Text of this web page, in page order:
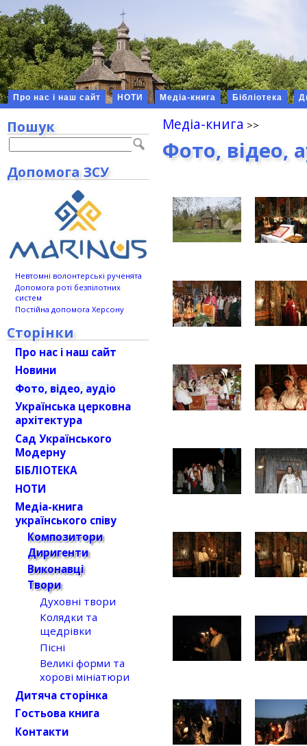
Про нас і наш сайт НОТИ Медіа-книга Бібліотека
Медіа-книга
Фото, відео,
Пошук
Допомога ЗСУ
Невтомні волонтерські рученята
Допомога роті безпілотних
систем
Постійна допомога Херсону
Сторінки
Про нас і наш сайт
Новини
Фото, відео, аудіо
Українська церковна
архітектура
Сад Українського
Модерну
БІБЛІОТЕКА
НОТИ
Медіа-книга
українського співу
Композитори
Диригенти
Виконавці
Твори
Духовні твори
Колядки та
щедрівки
Пісні
Великі форми та
хорові мініатюри
Дитяча сторінка
Гостьова книга
Контакти